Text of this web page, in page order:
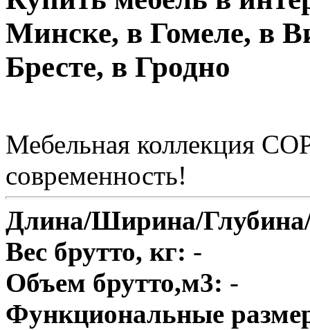
Минске, в Гомеле, в
Бресте, в Гродно
Мебельная коллекция
современность!
Длина/Ширина/
Вес брутто, кг: -
Объем брутто,м3: -
Функциональные